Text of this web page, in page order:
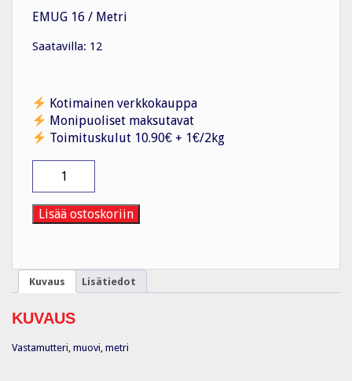
EMUG 16 / Metri
Saatavilla: 12
Kotimainen verkkokauppa
Monipuoliset maksutavat
Toimituskulut 10.90€ + 1€/2kg
muovi
EMUG
16
/
Lisää ostoskoriin
Kuvaus Lisätiedot
KUVAUS
Vastamutteri, muovi, metri